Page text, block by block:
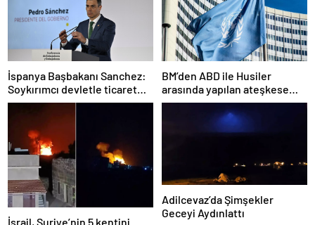
İspanya Başbakanı Sanchez:
Soykırımcı devletle ticaret
yapmayız
BM’den ABD ile Husiler
arasında yapılan ateşkese
ilişkin değerlendirme
İsrail, Suriye’nin 5 kentini
Adilcevaz’da Şimşekler
Geceyi Aydınlattı